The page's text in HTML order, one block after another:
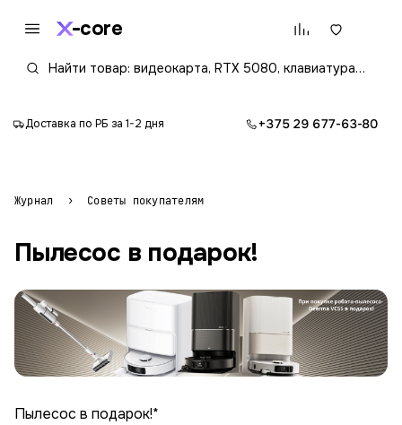
core
Доставка по РБ за 1-2 дня +375 29 677-63-80
Журнал › Советы покупателям
Пылесос в подарок!
Пылесос в подарок!*